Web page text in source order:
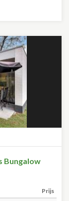
Bungalow
Prijs